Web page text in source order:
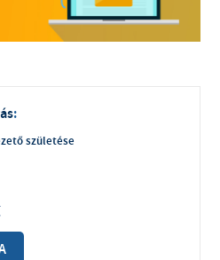
:
születése